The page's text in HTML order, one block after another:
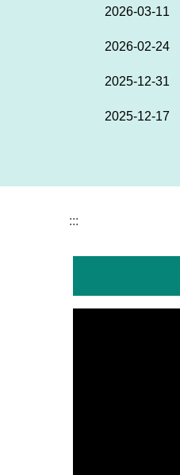
2026-03-11
2026-02-24
2025-12-31
2025-12-17
:::